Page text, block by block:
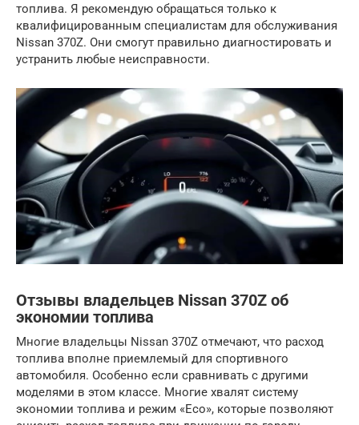
топлива. Я рекомендую обращаться только к
квалифицированным специалистам для обслуживания
Nissan 370Z. Они смогут правильно диагностировать и
устранить любые неисправности.
Отзывы владельцев Nissan 370Z об
экономии топлива
Многие владельцы Nissan 370Z отмечают, что расход
топлива вполне приемлемый для спортивного
автомобиля. Особенно если сравнивать с другими
моделями в этом классе. Многие хвалят систему
экономии топлива и режим «Eco», которые позволяют